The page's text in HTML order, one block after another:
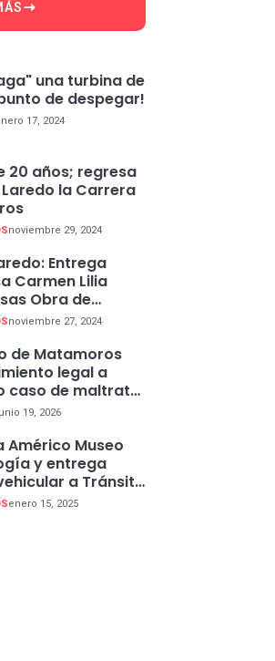
una turbina de
de despegar!
17, 2024
20 años; regresa
la Carrera
noviembre 29, 2024
Entrega
Carmen Lilia
Obra de
de Colector
noviembre 27, 2024
de Matamoros
legal a
caso de maltrato
19, 2026
Américo Museo
y entrega
a Tránsito
Madero
enero 15, 2025